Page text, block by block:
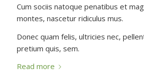
Cum sociis natoque penatibus et
montes, nascetur ridiculus mus.
Donec quam felis, ultricies nec,
pretium quis, sem.
Read more